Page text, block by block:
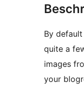
By
quite a
images
your